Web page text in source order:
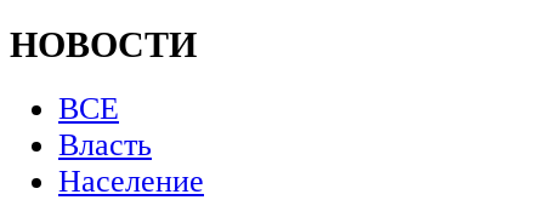
НОВОСТИ
ВСЕ
Власть
Население